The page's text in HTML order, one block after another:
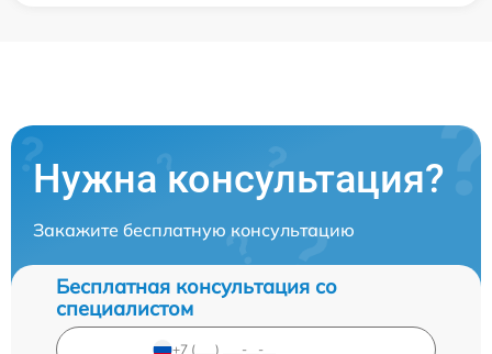
Нужна консультация?
Закажите бесплатную консультацию
Бесплатная консультация со
специалистом